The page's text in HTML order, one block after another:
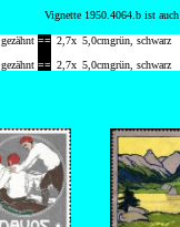
Vignette 1950.4064.b ist
gezähnt == 2,7x 5,0cmgrün, schwarz
gezähnt == 2,7x 5,0cmgrün, schwarz